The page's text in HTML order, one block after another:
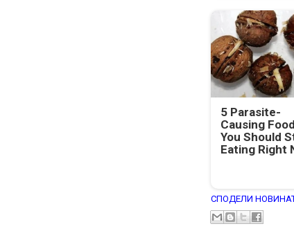
5 Parasite-
Causing
You Should
Eating Right
СПОДЕЛИ